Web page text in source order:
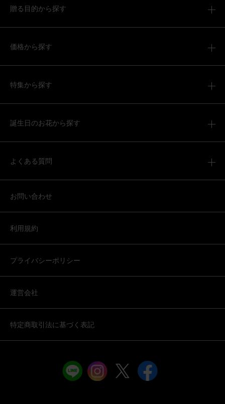
贈る目的から探す
価格から探す
特集から探す
誕生日のお花から探す
よくある質問
お問い合わせ
利用規約
プライバシーポリシー
運営会社
特定商取引法に基づく表記